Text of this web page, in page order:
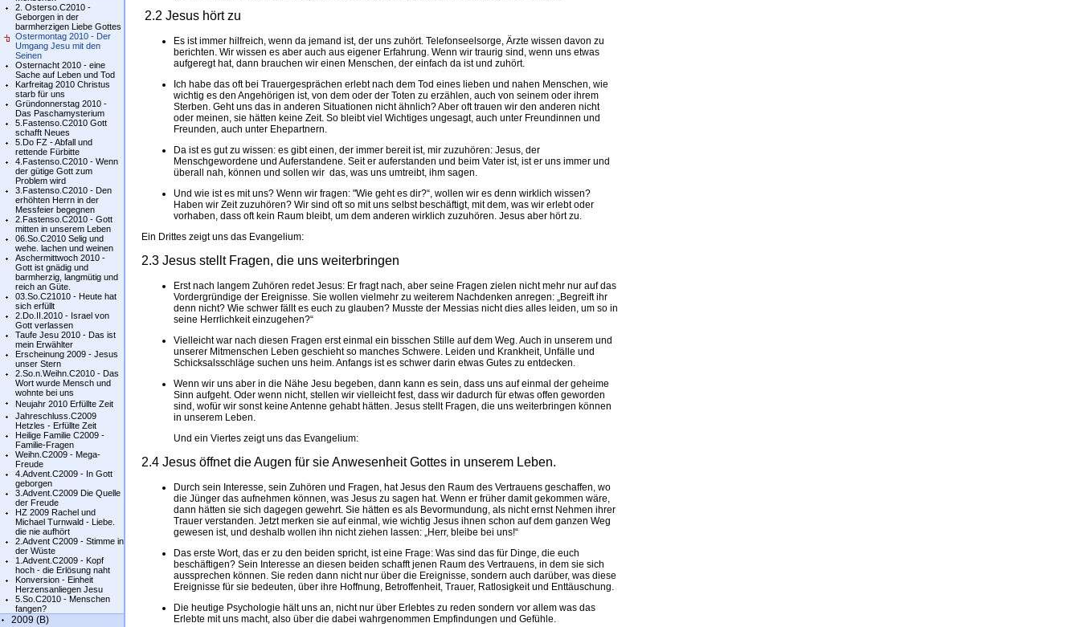
2. Osterso.C2010 -
Geborgen in der
barmherzigen Liebe Gottes
Ostermontag 2010 - Der
Umgang Jesu mit den
Seinen
Osternacht 2010 - eine
Sache auf Leben und Tod
Karfreitag 2010 Christus
starb für uns
Gründonnerstag 2010 -
Das Paschamysterium
5.Fastenso.C2010 Gott
schafft Neues
5.Do FZ - Abfall und
rettende Fürbitte
4.Fastenso.C2010 - Wenn
der gütige Gott zum
Problem wird
3.Fastenso.C2010 - Den
erhöhten Herrn in der
Messfeier begegnen
2.Fastenso.C2010 - Gott
mitten in unserem Leben
06.So.C2010 Selig und
wehe. lachen und weinen
Aschermittwoch 2010 -
Gott ist gnädig und
barmherzig, langmütig und
reich an Güte.
03.So.C21010 - Heute hat
sich erfüllt
2.Do.II.2010 - Israel von
Gott verlassen
Taufe Jesu 2010 - Das ist
mein Erwählter
Erscheinung 2009 - Jesus
unser Stern
2.So.n.Weihn.C2010 - Das
Wort wurde Mensch und
wohnte bei uns
Neujahr 2010 Erfüllte Zeit
Jahreschluss.C2009
Hetzles - Erfüllte Zeit
Heilige Familie C2009 -
Familie-Fragen
Weihn.C2009 - Mega-
Freude
4.Advent.C2009 - In Gott
geborgen
3.Advent.C2009 Die Quelle
der Freude
HZ 2009 Rachel und
Michael Turnwald - Liebe.
die nie aufhört
2.Advent C2009 - Stimme in
der Wüste
1.Advent.C2009 - Kopf
hoch - die Erlösung naht
Konversion - Einheit
Herzensanliegen Jesu
5.So.C2010 - Menschen
fangen?
2009 (B)
2.2 Jesus hört zu
Es ist immer hilfreich, wenn da jemand ist, der uns zuhört. Telefonseelsorge, Ärzte wissen davon zu
berichten. Wir wissen es aber auch aus eigener Erfahrung. Wenn wir traurig sind, wenn uns etwas
aufgeregt hat, dann brauchen wir einen Menschen, der einfach da ist und zuhört.
Ich habe das oft bei Trauergesprächen erlebt nach dem Tod eines lieben und nahen Menschen, wie
wichtig es den Angehörigen ist, von dem oder der Toten zu erzählen, auch von seinem oder ihrem
Sterben. Geht uns das in anderen Situationen nicht ähnlich? Aber oft trauen wir den anderen nicht
oder meinen, sie hätten keine Zeit. So bleibt viel Wichtiges ungesagt, auch unter Freundinnen und
Freunden, auch unter Ehepartnern.
Da ist es gut zu wissen: es gibt einen, der immer bereit ist, mir zuzuhören: Jesus, der
Menschgewordene und Auferstandene. Seit er auferstanden und beim Vater ist, ist er uns immer und
überall nah, können und sollen wir das, was uns umtreibt, ihm sagen.
Und wie ist es mit uns? Wenn wir fragen: "Wie geht es dir?“, wollen wir es denn wirklich wissen?
Haben wir Zeit zuzuhören? Wir sind oft so mit uns selbst beschäftigt, mit dem, was wir erlebt oder
vorhaben, dass oft kein Raum bleibt, um dem anderen wirklich zuzuhören. Jesus aber hört zu.
Ein Drittes zeigt uns das Evangelium:
2.3 Jesus stellt Fragen, die uns weiterbringen
Erst nach langem Zuhören redet Jesus: Er fragt nach, aber seine Fragen zielen nicht mehr nur auf das
Vordergründige der Ereignisse. Sie wollen vielmehr zu weiterem Nachdenken anregen: „Begreift ihr
denn nicht? Wie schwer fällt es euch zu glauben? Musste der Messias nicht dies alles leiden, um so in
seine Herrlichkeit einzugehen?“
Vielleicht war nach diesen Fragen erst einmal ein bisschen Stille auf dem Weg. Auch in unserem und
unserer Mitmenschen Leben geschieht so manches Schwere. Leiden und Krankheit, Unfälle und
Schicksalsschläge suchen uns heim. Anfangs ist es schwer darin etwas Gutes zu entdecken.
Wenn wir uns aber in die Nähe Jesu begeben, dann kann es sein, dass uns auf einmal der geheime
Sinn aufgeht. Oder wenn nicht, stellen wir vielleicht fest, dass wir dadurch für etwas offen geworden
sind, wofür wir sonst keine Antenne gehabt hätten. Jesus stellt Fragen, die uns weiterbringen können
in unserem Leben.
Und ein Viertes zeigt uns das Evangelium:
2.4 Jesus öffnet die Augen für sie Anwesenheit Gottes in unserem Leben.
Durch sein Interesse, sein Zuhören und Fragen, hat Jesus den Raum des Vertrauens geschaffen, wo
die Jünger das aufnehmen können, was Jesus zu sagen hat. Wenn er früher damit gekommen wäre,
dann hätten sie sich dagegen gewehrt. Sie hätten es als Bevormundung, als nicht ernst Nehmen ihrer
Trauer verstanden. Jetzt merken sie auf einmal, wie wichtig Jesus ihnen schon auf dem ganzen Weg
gewesen ist, und deshalb wollen ihn nicht ziehen lassen: „Herr, bleibe bei uns!“
Das erste Wort, das er zu den beiden spricht, ist eine Frage: Was sind das für Dinge, die euch
beschäftigen? Sein Interesse an diesen beiden schafft jenen Raum des Vertrauens, in dem sie sich
aussprechen können. Sie reden dann nicht nur über die Ereignisse, sondern auch darüber, was diese
Ereignisse für sie bedeuten, über ihre Hoffnung, Betroffenheit, Trauer, Ratlosigkeit und Enttäuschung.
Die heutige Psychologie hält uns an, nicht nur über Erlebtes zu reden sondern vor allem was das
Erlebte mit uns macht, also über die dabei wahrgenommen Empfindungen und Gefühle.